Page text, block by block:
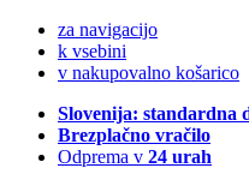
za navigacijo
k vsebini
v nakupovalno košarico
Slovenija: standardna
Brezplačno vračilo
Odprema v 24 urah